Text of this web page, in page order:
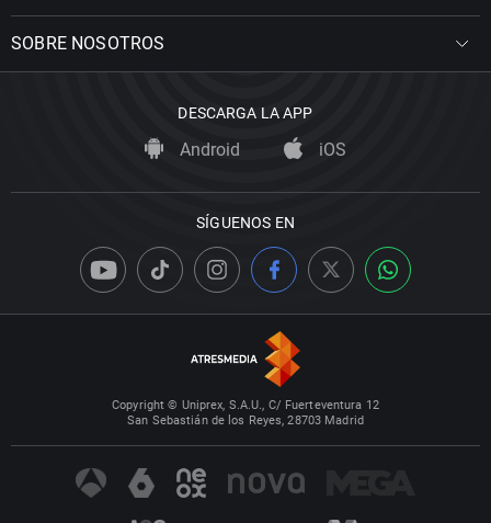
SOBRE NOSOTROS
DESCARGA LA APP
Android iOS
SÍGUENOS EN
Copyright © Uniprex, S.A.U., C/ Fuerteventura 12
San Sebastián de los Reyes, 28703 Madrid